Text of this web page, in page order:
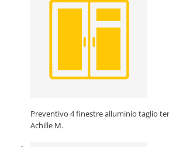
Preventivo 4 finestre alluminio taglio
Achille M.